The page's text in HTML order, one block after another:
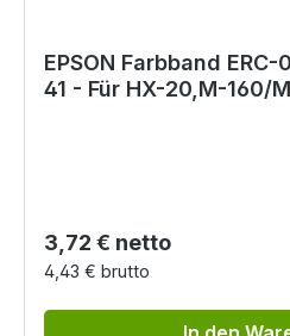
EPSON Farbband
41 - Für HX-20,M-160/
Regulärer Preis:
3,72 € netto
4,43 € brutto